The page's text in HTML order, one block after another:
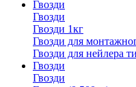
Гвозди
Гвозди
Гвозди 1кг
Гвозди для
Гвозди для нейлера
Гвозди
Гвозди